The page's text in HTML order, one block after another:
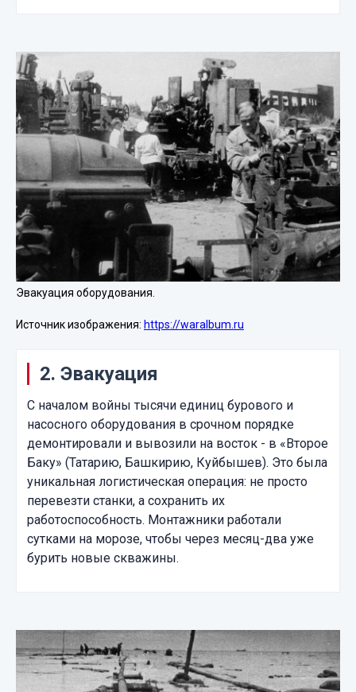
Эвакуация оборудования.
Источник изображения: https://waralbum.ru
2. Эвакуация
С началом войны тысячи единиц бурового и
насосного оборудования в срочном порядке
демонтировали и вывозили на восток - в «Второе
Баку» (Татарию, Башкирию, Куйбышев). Это была
уникальная логистическая операция: не просто
перевезти станки, а сохранить их
работоспособность. Монтажники работали
сутками на морозе, чтобы через месяц-два уже
бурить новые скважины.